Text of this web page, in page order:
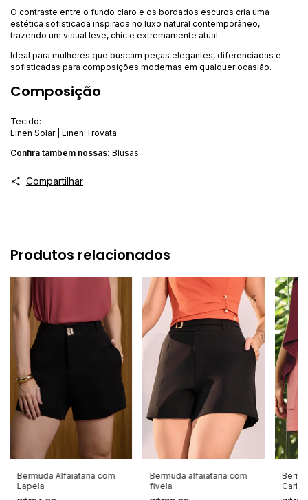
O contraste entre o fundo claro e os bordados escuros cria uma
estética sofisticada inspirada no luxo natural contemporâneo,
trazendo um visual leve, chic e extremamente atual.
Ideal para mulheres que buscam peças elegantes, diferenciadas e
sofisticadas para composições modernas em qualquer ocasião.
Composição
Tecido:
Linen Solar | Linen Trovata
Confira também nossas: Blusas
Compartilhar
Produtos relacionados
Bermuda Alfaiataria com
Lapela
Bermuda alfaiataria com
fivela
Carlo